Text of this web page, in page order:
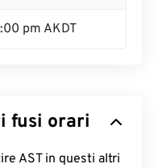
pm AKDT
fusi orari
AST in questi altri